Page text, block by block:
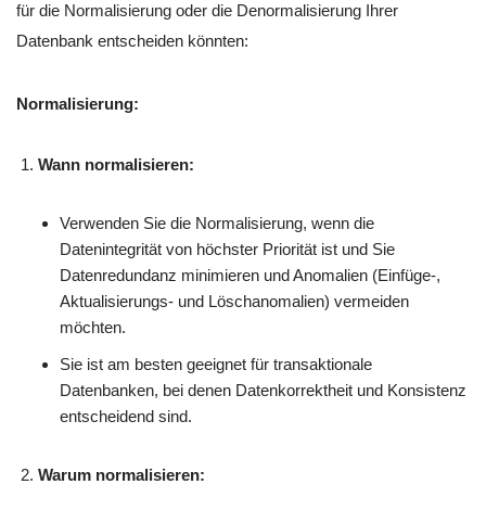
für die Normalisierung oder die Denormalisierung Ihrer
Datenbank entscheiden könnten:
Normalisierung:
Wann normalisieren:
Verwenden Sie die Normalisierung, wenn die
Datenintegrität von höchster Priorität ist und Sie
Datenredundanz minimieren und Anomalien (Einfüge-,
Aktualisierungs- und Löschanomalien) vermeiden
möchten.
Sie ist am besten geeignet für transaktionale
Datenbanken, bei denen Datenkorrektheit und Konsistenz
entscheidend sind.
Warum normalisieren: